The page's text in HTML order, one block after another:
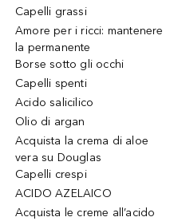
Capelli grassi
Amore per i ricci: mantenere
la permanente
Borse sotto gli occhi
Capelli spenti
Acido salicilico
Olio di argan
Acquista la crema di aloe
vera su Douglas
Capelli crespi
ACIDO AZELAICO
Acquista le creme all’acido